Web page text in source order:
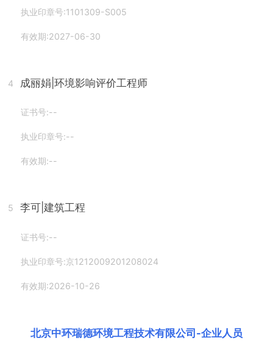
执业印章号:1101309-S005
有效期:2027-06-30
4 成丽娟 |环境影响评价工程师
证书号:--
执业印章号:--
有效期:--
5 李可 |建筑工程
证书号:--
执业印章号:京1212009201208024
有效期:2026-10-26
北京中环瑞德环境工程技术有限公司 -企业人员